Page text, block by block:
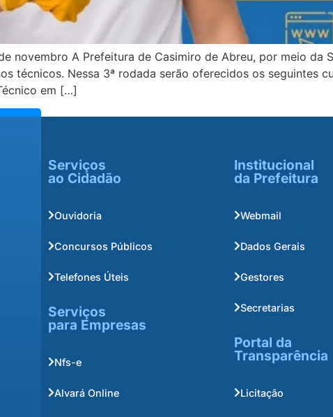
novembro A Prefeitura de Casimiro de Abreu, por meio da
técnicos. Nessa 3ª rodada serão oferecidos os seguintes
em […]
Serviços
ao Cidadão
Ouvidoria
Concursos Públicos
Telefones Úteis
Serviços
para Empresas
Nfs-e
Alvará Online
Institucional
da Prefeitura
Webmail
Dados Gerais
Gestores
Secretarias
Portal da
Transparência
Licitação